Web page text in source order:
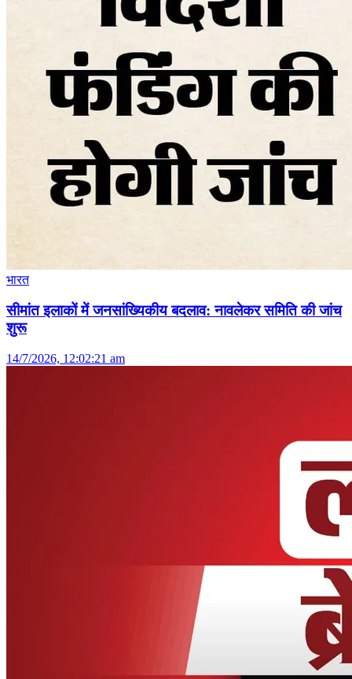
भारत
सीमांत इलाकों में जनसांख्यिकीय बदलाव: नावलेकर समिति की जांच
शुरू
14/7/2026, 12:02:21 am